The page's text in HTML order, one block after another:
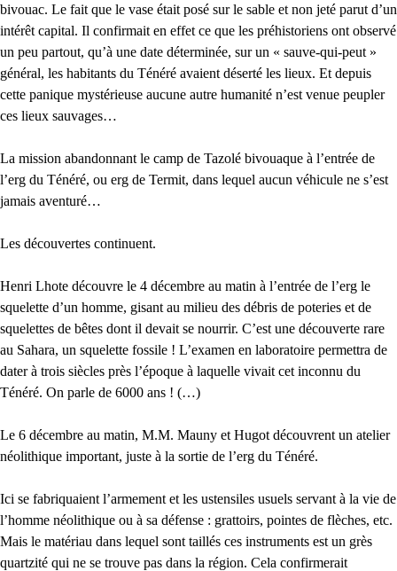
bivouac. Le fait que le vase était posé sur le sable et non jeté parut d’un
intérêt capital. Il confirmait en effet ce que les préhistoriens ont observé
un peu partout, qu’à une date déterminée, sur un « sauve-qui-peut »
général, les habitants du Ténéré avaient déserté les lieux. Et depuis
cette panique mystérieuse aucune autre humanité n’est venue peupler
ces lieux sauvages…
La mission abandonnant le camp de Tazolé bivouaque à l’entrée de
l’erg du Ténéré, ou erg de Termit, dans lequel aucun véhicule ne s’est
jamais aventuré…
Les découvertes continuent.
Henri Lhote découvre le 4 décembre au matin à l’entrée de l’erg le
squelette d’un homme, gisant au milieu des débris de poteries et de
squelettes de bêtes dont il devait se nourrir. C’est une découverte rare
au Sahara, un squelette fossile ! L’examen en laboratoire permettra de
dater à trois siècles près l’époque à laquelle vivait cet inconnu du
Ténéré. On parle de 6000 ans ! (…)
Le 6 décembre au matin, M.M. Mauny et Hugot découvrent un atelier
néolithique important, juste à la sortie de l’erg du Ténéré.
Ici se fabriquaient l’armement et les ustensiles usuels servant à la vie de
l’homme néolithique ou à sa défense : grattoirs, pointes de flèches, etc.
Mais le matériau dans lequel sont taillés ces instruments est un grès
quartzité qui ne se trouve pas dans la région. Cela confirmerait